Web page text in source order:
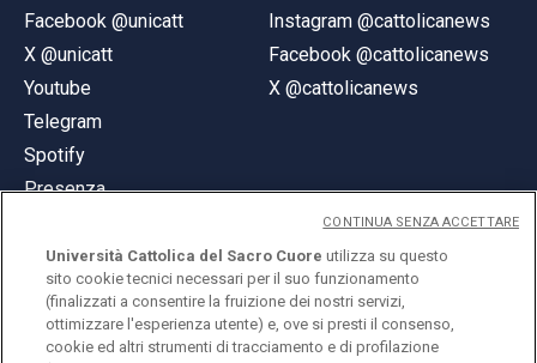
Facebook @unicatt
X @unicatt
Youtube
Telegram
Spotify
Presenza
Instagram @cattolicanews
Facebook @cattolicanews
X @cattolicanews
© Università Cattolica del Sacro Cuore
Università Cattolica del Sacro Cuore utilizza su questo
sito cookie tecnici necessari per il suo funzionamento
(finalizzati a consentire la fruizione dei nostri servizi,
ottimizzare l'esperienza utente) e, ove si presti il consenso,
cookie ed altri strumenti di tracciamento e di profilazione
CONTINUA SENZA ACCETTARE